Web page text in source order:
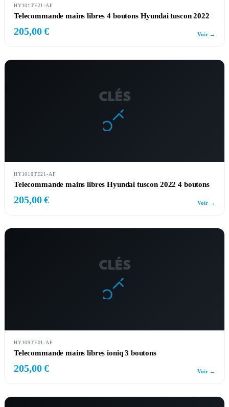
HY101TE21-AF
Telecommande mains libres 4 boutons Hyundai tuscon 2022
205,00 € Voir →
CLÉS
HY1010TE21-AF
Telecommande mains libres Hyundai tuscon 2022 4 boutons
205,00 € Voir →
CLÉS
HY109TE01-AF
Telecommande mains libres ioniq 3 boutons
205,00 € Voir →